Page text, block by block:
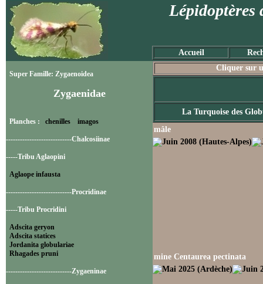
Lépidoptères
Accueil
Super Famille: Zygaenoidea
Zygaenidae
Planches : chenilles imagos
----------------------------Chalcosiinae
-----Tribu Aglaopini
Aglaope infausta
----------------------------Procridinae
-----Tribu Procridini
Adscita geryon
Adscita statices
Jordanita globulariae
Rhagades pruni
----------------------------Zygaeninae
Cliquer sur
La Turquoise des
mâle
mine Centaurea pectinata